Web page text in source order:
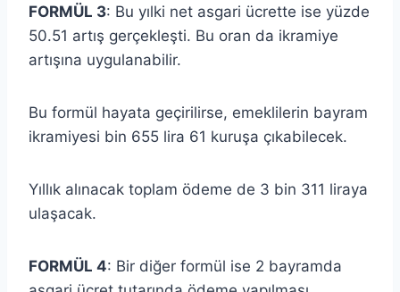
FORMÜL 3: Bu yılki net asgari ücrette ise yüzde
50.51 artış gerçekleşti. Bu oran da ikramiye
artışına uygulanabilir.
Bu formül hayata geçirilirse, emeklilerin bayram
ikramiyesi bin 655 lira 61 kuruşa çıkabilecek.
Yıllık alınacak toplam ödeme de 3 bin 311 liraya
ulaşacak.
FORMÜL 4: Bir diğer formül ise 2 bayramda